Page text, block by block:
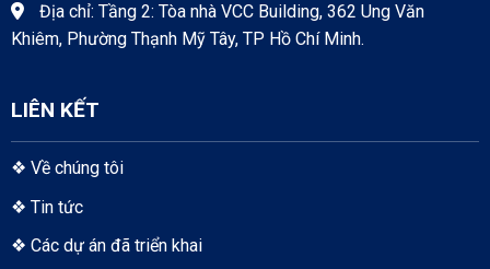
Địa chỉ: Tầng 2: Tòa nhà VCC Building, 362 Ung Văn
Khiêm, Phường Thạnh Mỹ Tây, TP Hồ Chí Minh.
LIÊN KẾT
❖ Về chúng tôi
❖ Tin tức
❖ Các dự án đã triển khai